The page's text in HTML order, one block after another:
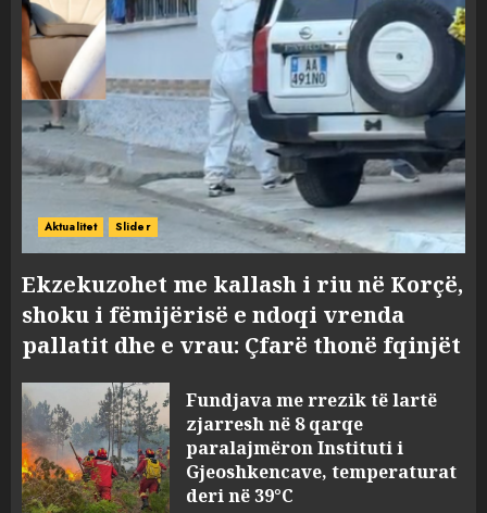
Aktualitet Slider
Ekzekuzohet me kallash i riu në Korçë,
shoku i fëmijërisë e ndoqi vrenda
pallatit dhe e vrau: Çfarë thonë fqinjët
Fundjava me rrezik të lartë
zjarresh në 8 qarqe
paralajmëron Instituti i
Gjeoshkencave, temperaturat
deri në 39°C